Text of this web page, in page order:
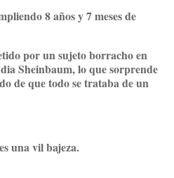
8 años y 7 meses de
por un sujeto borracho en
Sheinbaum, lo que sorprende
de que todo se trataba de un
una vil bajeza.